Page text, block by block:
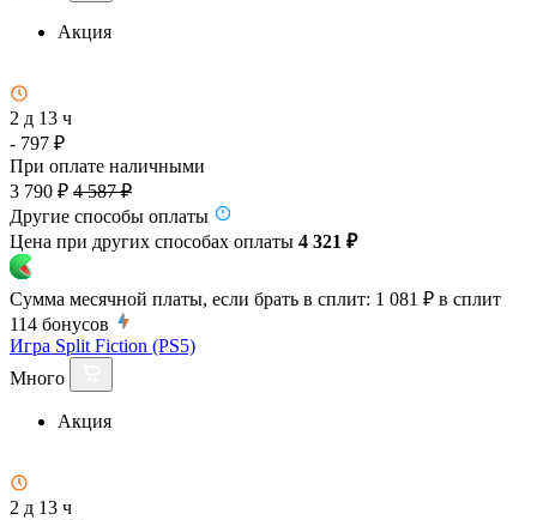
Акция
2 д 13 ч
- 797 ₽
При оплате наличными
3 790 ₽ 4 587 ₽
Другие способы оплаты
Цена при других способах оплаты 4 321 ₽
Сумма месячной платы, если брать в сплит: 1 081 ₽ в сплит
114 бонусов
Игра Split Fiction (PS5)
Много
Акция
2 д 13 ч